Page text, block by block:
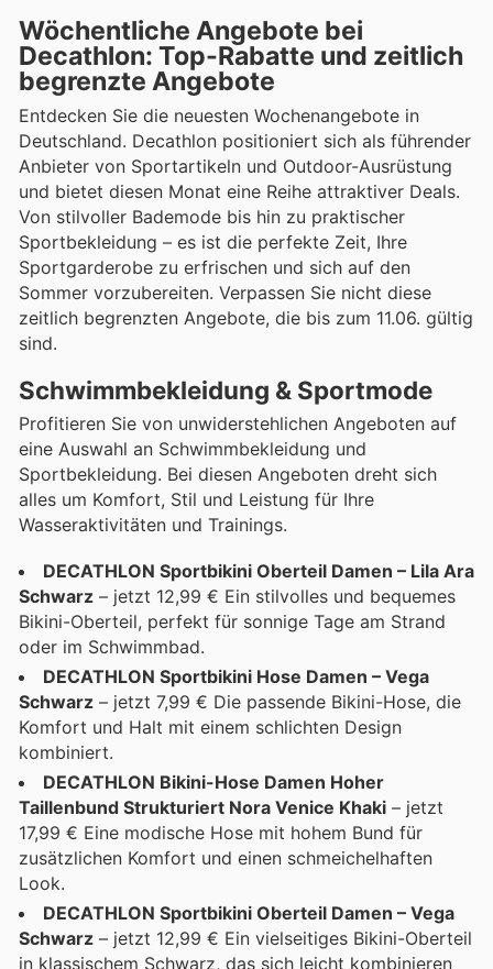
Wöchentliche Angebote bei
Decathlon: Top-Rabatte und zeitlich
begrenzte Angebote
Entdecken Sie die neuesten Wochenangebote in
Deutschland. Decathlon positioniert sich als führender
Anbieter von Sportartikeln und Outdoor-Ausrüstung
und bietet diesen Monat eine Reihe attraktiver Deals.
Von stilvoller Bademode bis hin zu praktischer
Sportbekleidung – es ist die perfekte Zeit, Ihre
Sportgarderobe zu erfrischen und sich auf den
Sommer vorzubereiten. Verpassen Sie nicht diese
zeitlich begrenzten Angebote, die bis zum 11.06. gültig
sind.
Schwimmbekleidung & Sportmode
Profitieren Sie von unwiderstehlichen Angeboten auf
eine Auswahl an Schwimmbekleidung und
Sportbekleidung. Bei diesen Angeboten dreht sich
alles um Komfort, Stil und Leistung für Ihre
Wasseraktivitäten und Trainings.
DECATHLON Sportbikini Oberteil Damen – Lila Ara
Schwarz – jetzt 12,99 € Ein stilvolles und bequemes
Bikini-Oberteil, perfekt für sonnige Tage am Strand
oder im Schwimmbad.
DECATHLON Sportbikini Hose Damen – Vega
Schwarz – jetzt 7,99 € Die passende Bikini-Hose, die
Komfort und Halt mit einem schlichten Design
kombiniert.
DECATHLON Bikini-Hose Damen Hoher
Taillenbund Strukturiert Nora Venice Khaki – jetzt
17,99 € Eine modische Hose mit hohem Bund für
zusätzlichen Komfort und einen schmeichelhaften
Look.
DECATHLON Sportbikini Oberteil Damen – Vega
Schwarz – jetzt 12,99 € Ein vielseitiges Bikini-Oberteil
in klassischem Schwarz, das sich leicht kombinieren